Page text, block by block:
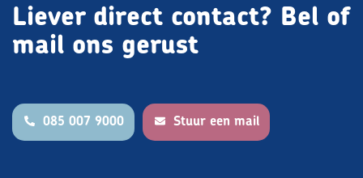
Liever direct contact? Bel of
mail ons gerust
085 007 9000 Stuur een mail